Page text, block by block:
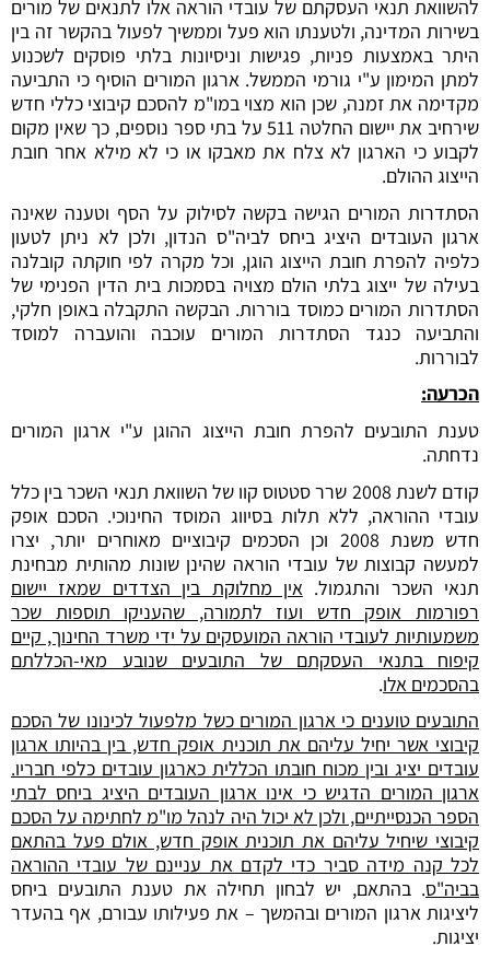
להשוואת תנאי העסקתם של עובדי הוראה אלו לתנאים של מורים
בשירות המדינה, ולטענתו הוא פעל וממשיך לפעול בהקשר זה בין
היתר באמצעות פניות, פגישות וניסיונות בלתי פוסקים לשכנוע
למתן המימון ע"י גורמי הממשל. ארגון המורים הוסיף כי התביעה
מקדימה את זמנה, שכן הוא מצוי במו"מ להסכם קיבוצי כללי חדש
שירחיב את יישום החלטה 511 על בתי ספר נוספים, כך שאין מקום
לקבוע כי הארגון לא צלח את מאבקו או כי לא מילא אחר חובת
הייצוג ההולם.
הסתדרות המורים הגישה בקשה לסילוק על הסף וטענה שאינה
ארגון העובדים היציג ביחס לביה"ס הנדון, ולכן לא ניתן לטעון
כלפיה להפרת חובת הייצוג הוגן, וכל מקרה לפי חוקתה קובלנה
בעילה של ייצוג בלתי הולם מצויה בסמכות בית הדין הפנימי של
הסתדרות המורים כמוסד בוררות. הבקשה התקבלה באופן חלקי,
והתביעה כנגד הסתדרות המורים עוכבה והועברה למוסד
לבוררות.
הכרעה:
טענת התובעים להפרת חובת הייצוג ההוגן ע"י ארגון המורים
נדחתה.
קודם לשנת 2008 שרר סטטוס קוו של השוואת תנאי השכר בין כלל
עובדי ההוראה, ללא תלות בסיווג המוסד החינוכי. הסכם אופק
חדש משנת 2008 וכן הסכמים קיבוציים מאוחרים יותר, יצרו
למעשה קבוצות של עובדי הוראה שהינן שונות מהותית מבחינת
תנאי השכר והתגמול.אין מחלוקת בין הצדדים שמאז יישום
רפורמות אופק חדש ועוז לתמורה, שהעניקו תוספות שכר
משמעותיות לעובדי הוראה המועסקים על ידי משרד החינוך, קיים
קיפוח בתנאי העסקתם של התובעים שנובע מאי-הכללתם
בהסכמים אלו.
התובעים טוענים כי ארגון המורים כשל מלפעול לכינונו של הסכם
קיבוצי אשר יחיל עליהם את תוכנית אופק חדש, בין בהיותו ארגון
עובדים יציג ובין מכוח חובתו הכללית כארגון עובדים כלפי חבריו.
ארגון המורים הדגיש כי אינו ארגון העובדים היציג ביחס לבתי
הספר הכנסייתיים, ולכן לא יכול היה לנהל מו"מ לחתימה על הסכם
קיבוצי שיחיל עליהם את תוכנית אופק חדש, אולם פעל בהתאם
לכל קנה מידה סביר כדי לקדם את עניינם של עובדי ההוראה
בביה"ס. בהתאם, יש לבחון תחילה את טענת התובעים ביחס
ליציגות ארגון המורים ובהמשך – את פעילותו עבורם, אף בהעדר
יציגות.